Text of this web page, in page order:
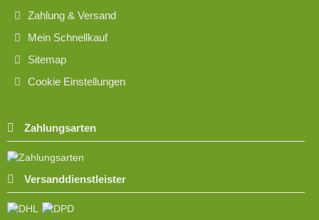
Zahlung & Versand
Mein Schnellkauf
Sitemap
Cookie Einstellungen
Zahlungsarten
Versanddienstleister